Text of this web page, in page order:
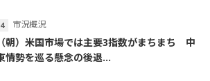
市況概況
（朝）米国市場では主要3指数がまちまち 中
情勢を巡る懸念の後退...